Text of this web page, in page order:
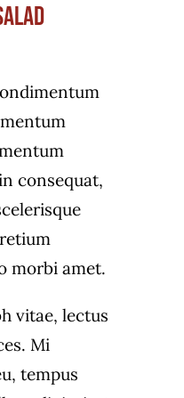
consequat,
morbi amet.
vitae, lectus
Mi
tempus